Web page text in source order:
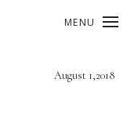
MENU
August 1,2018